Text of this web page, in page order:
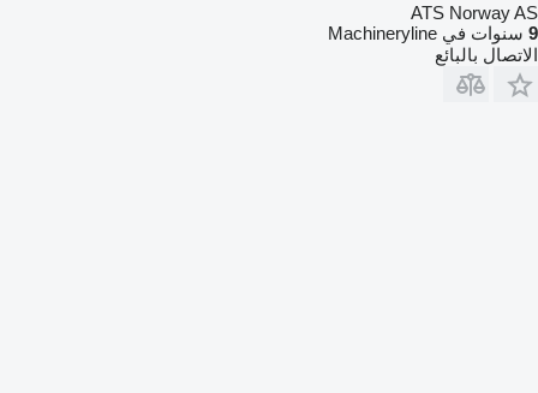
ATS Norway AS
9 سنوات في Machineryline
الاتصال بالبائع